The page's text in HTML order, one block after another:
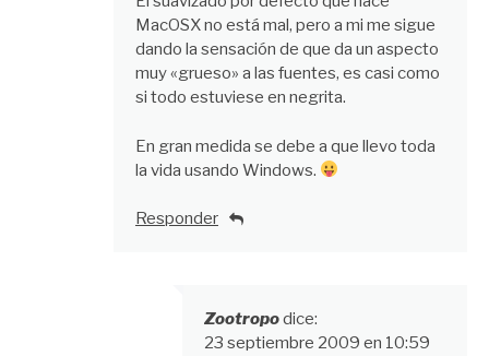
MacOSX no está mal, pero a mi me sigue
dando la sensación de que da un aspecto
muy «grueso» a las fuentes, es casi como
si todo estuviese en negrita.
En gran medida se debe a que llevo toda
la vida usando Windows.
Responder
Zootropodice:
23 septiembre 2009 en 10:59